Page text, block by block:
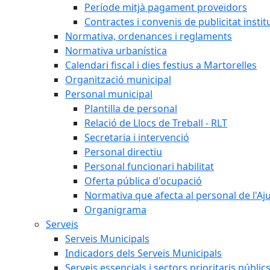
Període mitjà pagament proveïdors
Contractes i convenis de publicitat
Normativa, ordenances i reglaments
Normativa urbanística
Calendari fiscal i dies festius a Martorelles
Organització municipal
Personal municipal
Plantilla de personal
Relació de Llocs de Treball - RLT
Secretaria i intervenció
Personal directiu
Personal funcionari habilitat
Oferta pública d'ocupació
Normativa que afecta al personal de
Organigrama
Serveis
Serveis Municipals
Indicadors dels Serveis Municipals